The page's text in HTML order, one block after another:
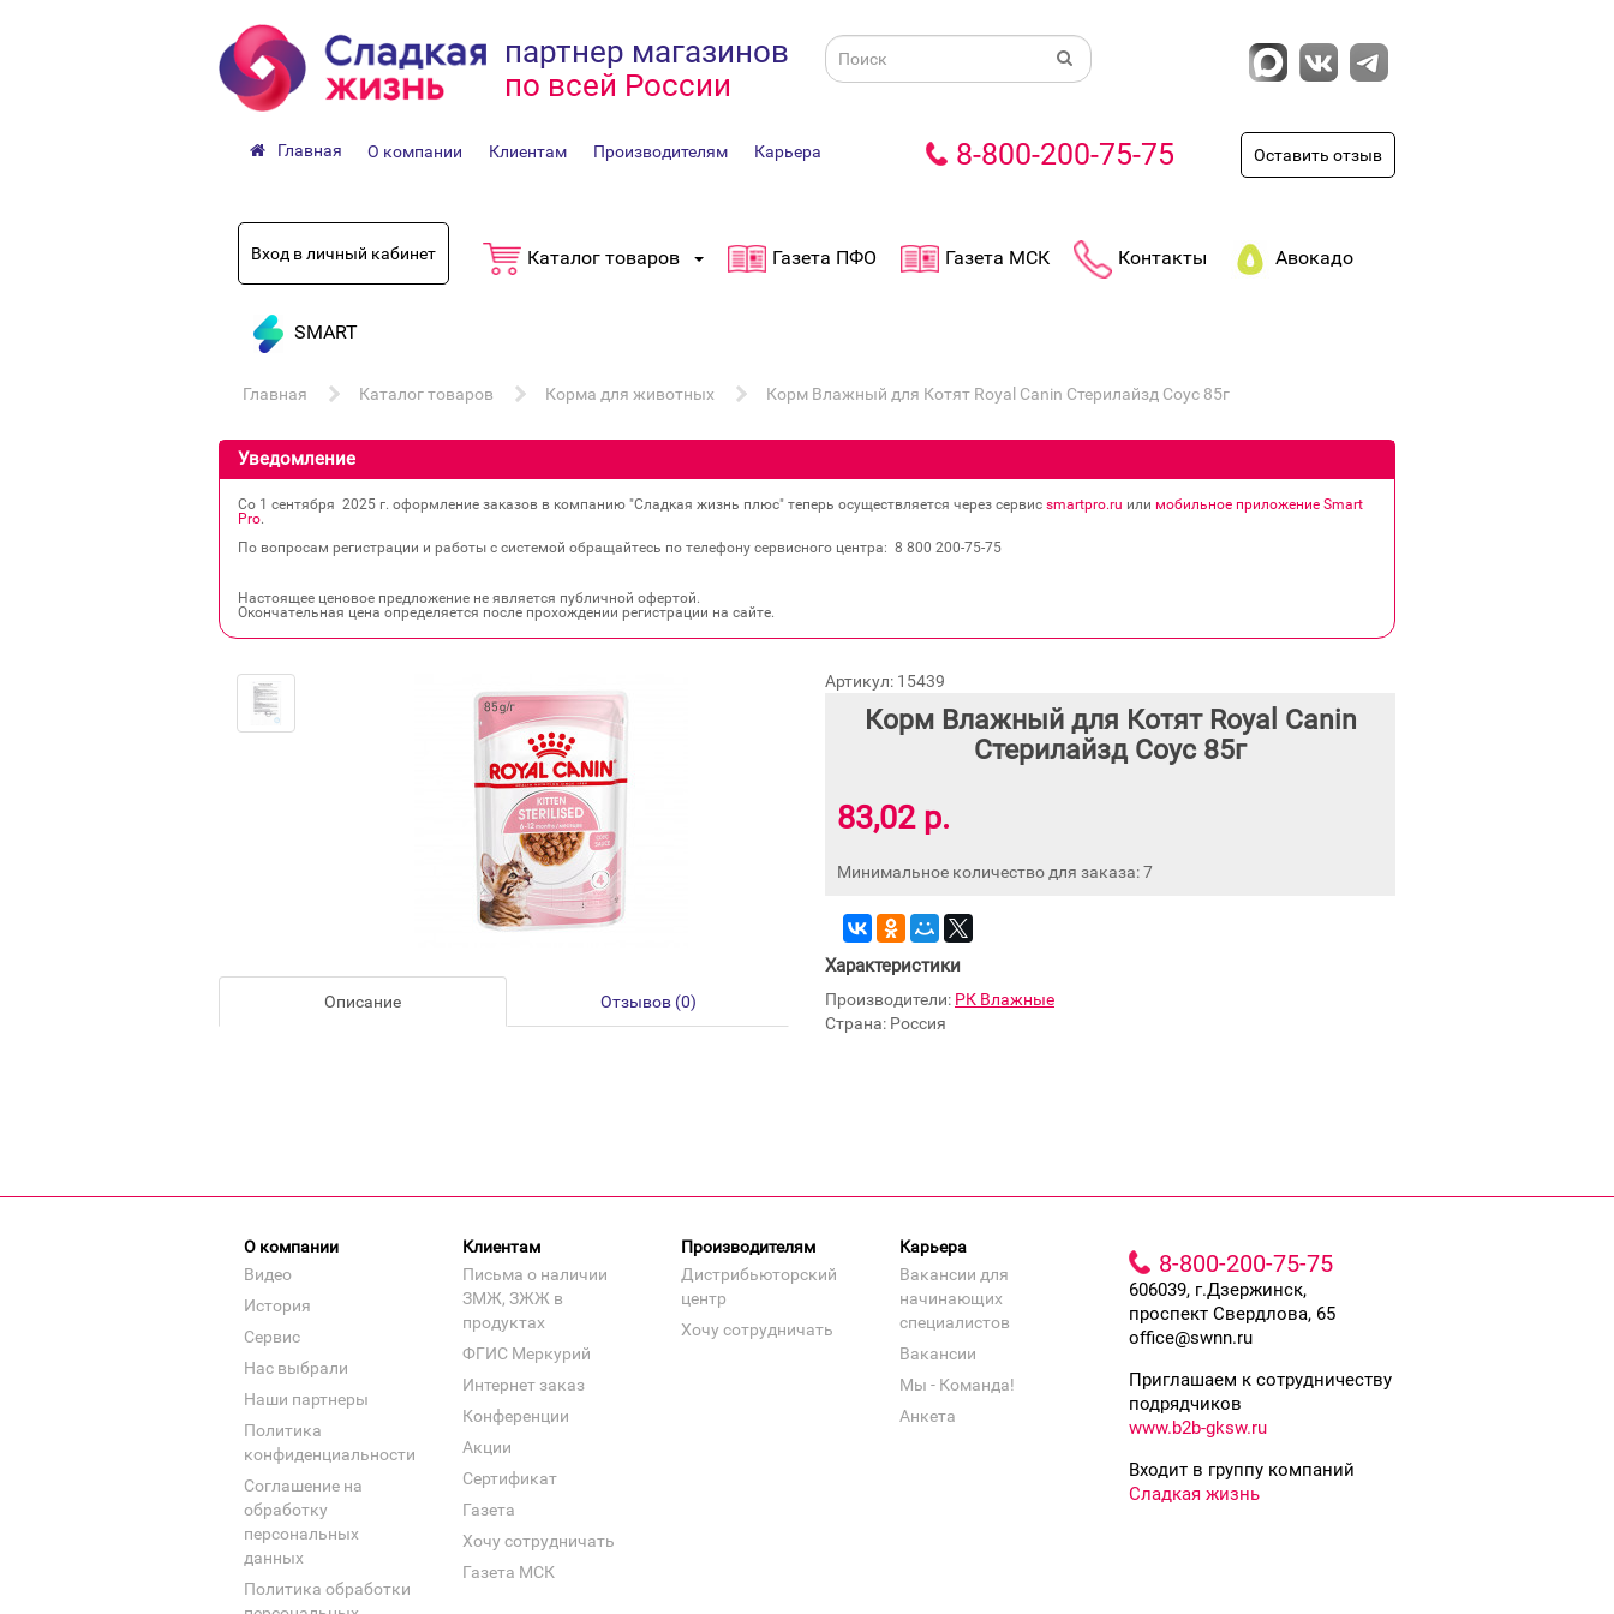
партнер магазинов
по всей России
Главная О компании Клиентам Производителям Карьера 8-800-200-75-75 Оставить отзыв
Вход в личный кабинет Каталог товаров Газета ПФО Газета МСК Контакты Авокадо
SMART
Главная Каталог товаров Корма для животных Корм Влажный для Котят Royal Canin Стерилайзд Соус 85г
Уведомление
Со 1 сентября 2025 г. оформление заказов в компанию "Сладкая жизнь плюс" теперь осуществляется через сервис smartpro.ru или мобильное приложение Smart
Pro.
По вопросам регистрации и работы с системой обращайтесь по телефону сервисного центра: 8 800 200‐75‐75
Настоящее ценовое предложение не является публичной офертой.
Окончательная цена определяется после прохождении регистрации на сайте.
Описание Отзывов (0)
Артикул: 15439
Корм Влажный для Котят Royal Canin
Стерилайзд Соус 85г
83,02 р.
Минимальное количество для заказа: 7
Характеристики
Производители: РК Влажные
Страна: Россия
О компании
Видео
История
Сервис
Нас выбрали
Наши партнеры
Политика
конфиденциальности
Соглашение на
обработку
персональных
данных
Политика обработки
Клиентам
Письма о наличии
ЗМЖ, ЗЖЖ в
продуктах
ФГИС Меркурий
Интернет заказ
Конференции
Акции
Сертификат
Газета
Хочу сотрудничать
Газета МСК
Производителям
Дистрибьюторский
центр
Хочу сотрудничать
Карьера
Вакансии для
начинающих
специалистов
Вакансии
Мы - Команда!
Анкета
8-800-200-75-75
606039, г.Дзержинск,
проспект Свердлова, 65
office@swnn.ru
Приглашаем к сотрудничеству
подрядчиков
www.b2b-gksw.ru
Входит в группу компаний
Сладкая жизнь